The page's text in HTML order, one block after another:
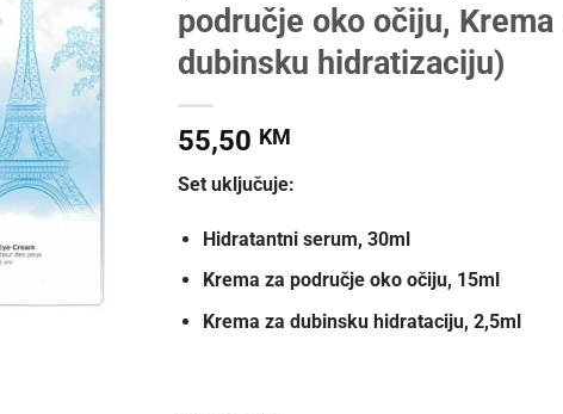
područje oko očiju, Krema
dubinsku hidratizaciju)
55,50 KM
Set uključuje:
Hidratantni serum, 30ml
Krema za područje oko očiju, 15ml
Krema za dubinsku hidrataciju, 2,5ml